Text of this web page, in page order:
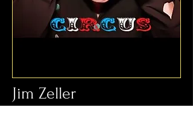
Jim Zeller
Circus